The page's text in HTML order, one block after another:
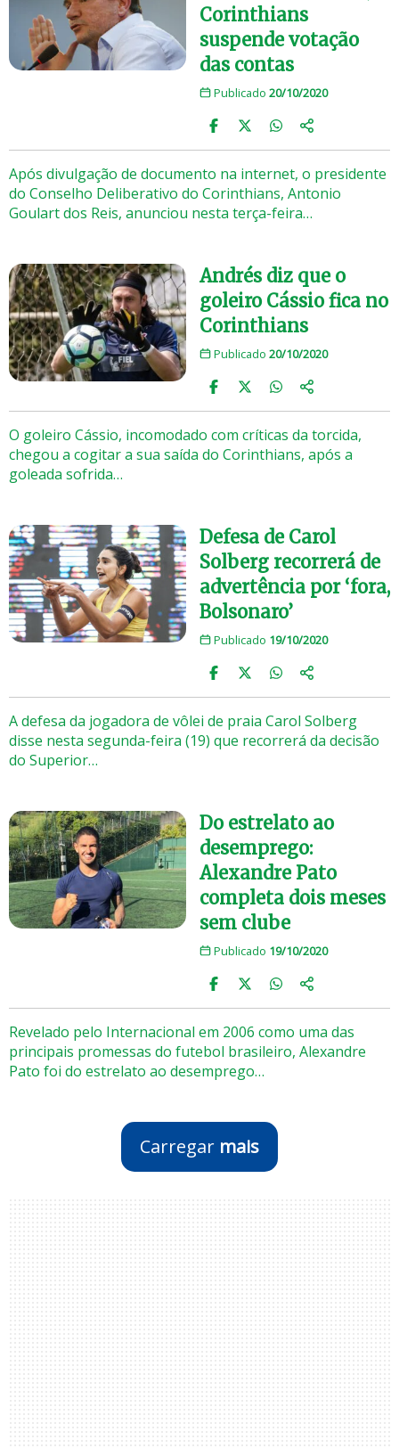
Corinthians
suspende votação
das contas
Publicado 20/10/2020
Após divulgação de documento na internet, o presidente
do Conselho Deliberativo do Corinthians, Antonio
Goulart dos Reis, anunciou nesta terça-feira…
Andrés diz que o
goleiro Cássio fica no
Corinthians
Publicado 20/10/2020
O goleiro Cássio, incomodado com críticas da torcida,
chegou a cogitar a sua saída do Corinthians, após a
goleada sofrida…
Defesa de Carol
Solberg recorrerá de
advertência por ‘fora,
Bolsonaro’
Publicado 19/10/2020
A defesa da jogadora de vôlei de praia Carol Solberg
disse nesta segunda-feira (19) que recorrerá da decisão
do Superior…
Do estrelato ao
desemprego:
Alexandre Pato
completa dois meses
sem clube
Publicado 19/10/2020
Revelado pelo Internacional em 2006 como uma das
principais promessas do futebol brasileiro, Alexandre
Pato foi do estrelato ao desemprego…
Carregar mais